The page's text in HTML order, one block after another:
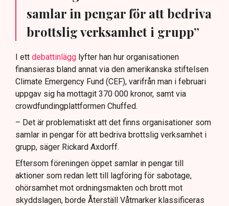
samlar in pengar för att bedriva
brottslig verksamhet i grupp”
I ett debattinlägg lyfter han hur organisationen
finansieras bland annat via den amerikanska stiftelsen
Climate Emergency Fund (CEF), varifrån man i februari
uppgav sig ha mottagit 370 000 kronor, samt via
crowdfundingplattformen Chuffed.
– Det är problematiskt att det finns organisationer som
samlar in pengar för att bedriva brottslig verksamhet i
grupp, säger Rickard Axdorff.
Eftersom föreningen öppet samlar in pengar till
aktioner som redan lett till lagföring för sabotage,
ohörsamhet mot ordningsmakten och brott mot
skyddslagen, borde Återställ Våtmarker klassificeras